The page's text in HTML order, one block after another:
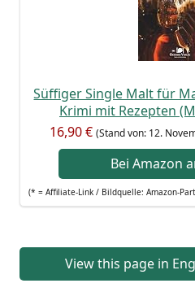
Süf­fi­ger Sin­gle Malt für
Kri­mi mit Rezep­ten
16,90 € (Stand von: 12.
Bei Ama­zon
(* = Affi­lia­te-Link / Bild­quel­le: Amazon-
View this page in